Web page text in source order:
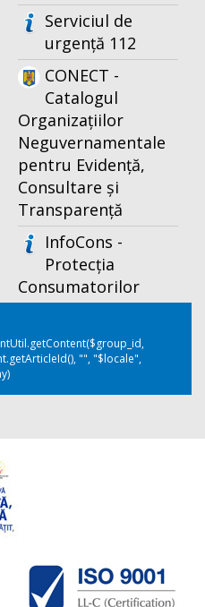
Serviciul de
urgență 112
CONECT -
Catalogul
Organizațiilor
Neguvernamentale
pentru Evidență,
Consultare și
Transparență
InfoCons -
Protecția
Consumatorilor
"", "$locale",